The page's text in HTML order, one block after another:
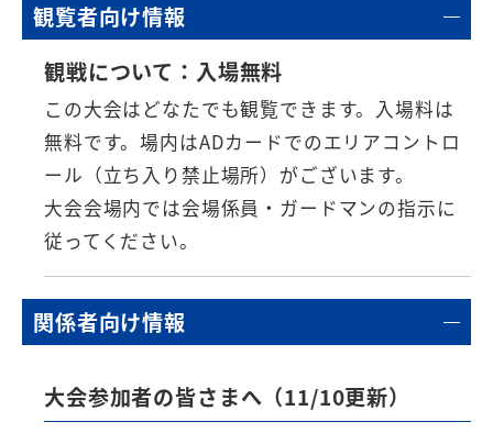
観覧者向け情報
観戦について：入場無料
この大会はどなたでも観覧できます。 入場料は
無料です。場内はADカードでのエリアコントロ
ール（立ち入り禁止場所）がございます。
大会会場内では会場係員・ガードマンの指示に
従ってください。
関係者向け情報
大会参加者の皆さまへ（11/10更新）